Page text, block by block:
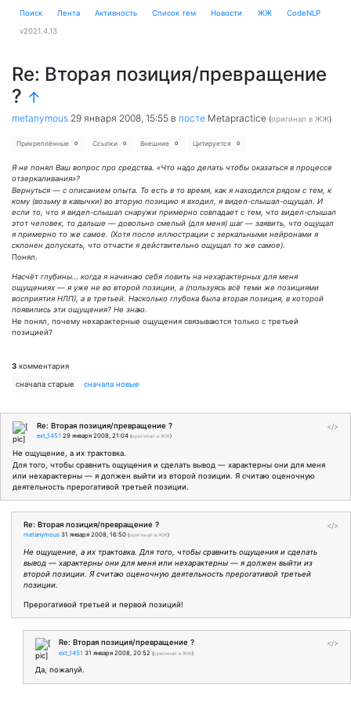
Поиск Лента Активность Cписок тем Новости ЖЖ CodeNLP
v2021.4.13
Re: Вторая позиция/превращение
? ↑
metanymous 29 января 2008, 15:55 в посте Metapractice (оригинал в ЖЖ)
Прикреплённые 0 Ссылки 0 Внешние 0 Цитируется 0
Я не понял Ваш вопрос про средства. «Что надо делать чтобы оказаться в процессе
отзеркаливания»?
Вернуться — с описанием опыта. То есть в то время, как я находился рядом с тем, к
кому (возьму в кавычки) во вторую позицию я входил, я видел-слышал-ощущал. И
если то, что я видел-слышал снаружи примерно совпадает с тем, что видел-слышал
этот человек, то дальше — довольно смелый (для меня) шаг — заявить, что ощущал
я примерно то же самое. (Хотя после иллюстрации с зеркальными нейронами я
склонен допускать, что отчасти я действительно ощущал то же самое).
Понял.
Насчёт глубины… когда я начинаю себя ловить на нехарактерных для меня
ощущениях — я уже не во второй позиции, а (пользуясь всё теми же позициями
восприятия НЛП), а в третьей. Насколько глубока была вторая позиция, в которой
появились эти ощущения? Не знаю.
Не понял, почему нехарактерные ощущения связываются только с третьей
позицией?
3 комментария
сначала старые сначала новые
</>
Re: Вторая позиция/превращение ?
ext_1451 29 января 2008, 21:04 (оригинал в ЖЖ)
Не ощущение, а их трактовка.
Для того, чтобы сравнить ощущения и сделать вывод — характерны они для меня
или нехарактерны — я должен выйти из второй позиции. Я считаю оценочную
деятельность прерогативой третьей позиции.
</>
Re: Вторая позиция/превращение ?
metanymous 31 января 2008, 16:50 (оригинал в ЖЖ)
Не ощущение, а их трактовка. Для того, чтобы сравнить ощущения и сделать
вывод — характерны они для меня или нехарактерны — я должен выйти из
второй позиции. Я считаю оценочную деятельность прерогативой третьей
позиции.
Прерогативой третьей и первой позиций!
</>
Re: Вторая позиция/превращение ?
ext_1451 31 января 2008, 20:52 (оригинал в ЖЖ)
Да, пожалуй.